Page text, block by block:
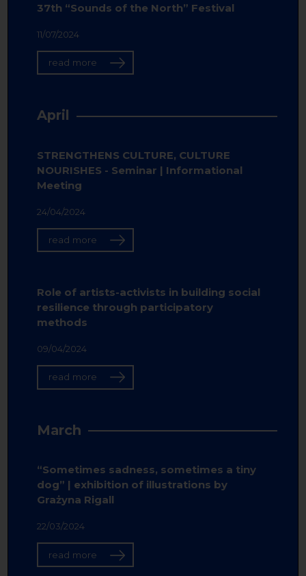
37th “Sounds of the North” Festival
11/07/2024
read more
April
STRENGTHENS CULTURE, CULTURE
NOURISHES - Seminar | Informational
Meeting
24/04/2024
read more
Role of artists-activists in building social
resilience through participatory
methods
09/04/2024
read more
March
“Sometimes sadness, sometimes a tiny
dog” | exhibition of illustrations by
Grażyna Rigall
22/03/2024
read more